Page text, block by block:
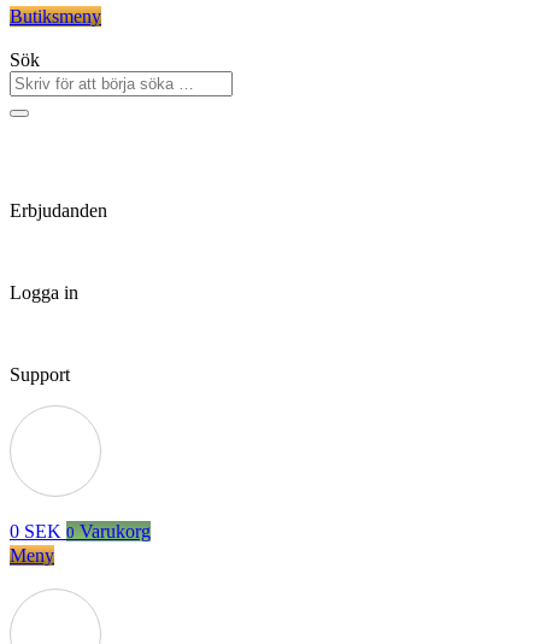
Butiksmeny
Sök
Erbjudanden
Logga in
Support
0 SEK 0 Varukorg
Meny